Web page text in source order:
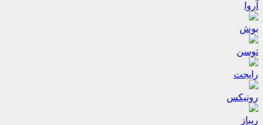
آروا
بوش
توسن
رایجت
رونیکس
ریباز